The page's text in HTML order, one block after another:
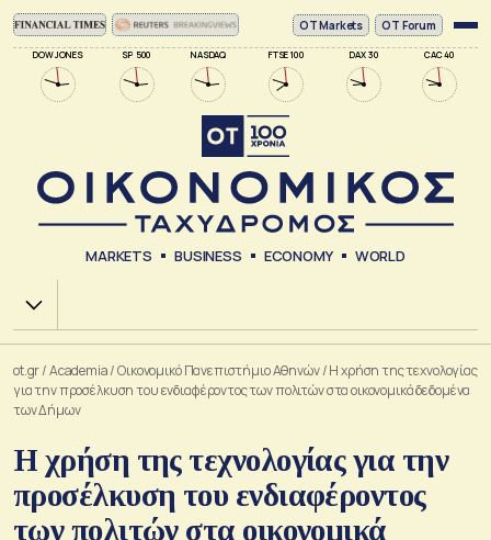
DOW JONES SP 500 NASDAQ FTSE 100 DAX 30 CAC 40
ΟΤ Markets OT Forum
MARKETS BUSINESS ECONOMY WORLD
Χ.Α.
ot.gr/Academia/Οικονομικό Πανεπιστήμιο Αθηνών/H χρήση της τεχνολογίας
για την προσέλκυση του ενδιαφέροντος των πολιτών στα οικονομικά δεδομένα
των Δήμων
H χρήση της τεχνολογίας για την
προσέλκυση του ενδιαφέροντος
των πολιτών στα οικονομικά